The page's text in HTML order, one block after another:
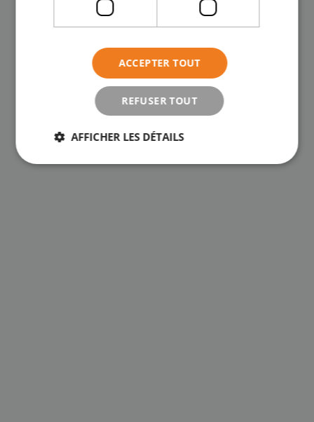
ACCEPTER TOUT
REFUSER TOUT
AFFICHER LES DÉTAILS